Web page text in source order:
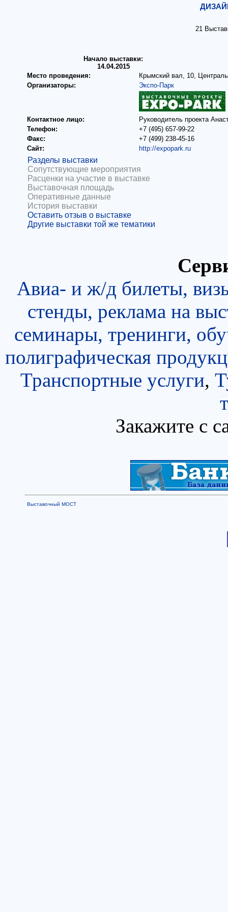
21
Начало выставки:
14.04.2015
Место проведения:
Крымский вал, 10,
Организаторы:
Экспо-Парк
Контактное лицо:
Руководитель проекта
Телефон:
+7 (495) 657-99-22
Факс:
+7 (499) 238-45-16
Сайт:
http://expopark.ru
Разделы выставки
Сопутствующие мероприятия
Расценки на участие в выставке
Выставочная площадь
Оперативные данные
История выставки
Оставить отзыв о выставке
Другие выставки той же тематики
Авиа- и ж/д билеты,
стенды, реклама на
семинары, тренинги,
полиграфическая
Транспортные услуги,
Закажите с
Выставочный МОСТ